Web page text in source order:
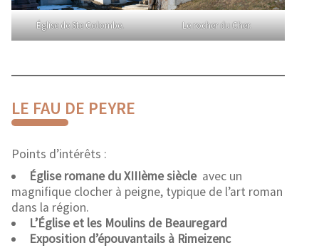
Église de Ste Colombe. Le rocher du Cher.
LE FAU DE PEYRE
Points d’intérêts :
Église romane du XIIIème siècleavec un
magnifique clocher à peigne, typique de l’art roman
dans la région.
L’Église et les Moulins de Beauregard
Exposition d’épouvantails à Rimeizenc